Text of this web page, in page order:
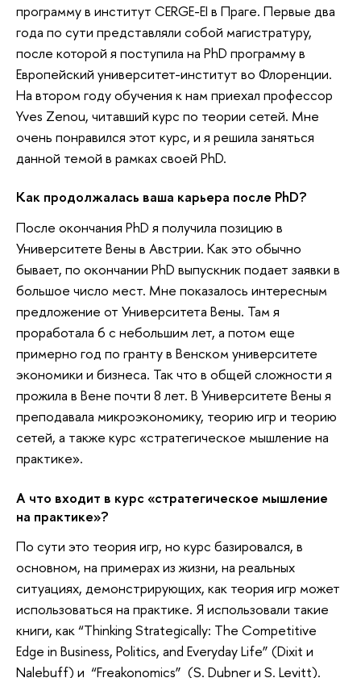
программу в институт CERGE-EI в Праге. Первые два
года по сути представляли собой магистратуру,
после которой я поступила на PhD программу в
Европейский университет-институт во Флоренции.
На втором году обучения к нам приехал профессор
Yves Zenou, читавший курс по теории сетей. Мне
очень понравился этот курс, и я решила заняться
данной темой в рамках своей PhD.
Как продолжалась ваша карьера после PhD?
После окончания PhD я получила позицию в
Университете Вены в Австрии. Как это обычно
бывает, по окончании PhD выпускник подает заявки в
большое число мест. Мне показалось интересным
предложение от Университета Вены. Там я
проработала 6 с небольшим лет, а потом еще
примерно год по гранту в Венском университете
экономики и бизнеса. Так что в общей сложности я
прожила в Вене почти 8 лет. В Университете Вены я
преподавала микроэкономику, теорию игр и теорию
сетей, а также курс «стратегическое мышление на
практике».
А что входит в курс«стратегическое мышление
на практике»?
По сути это теория игр, но курс базировался, в
основном, на примерах из жизни, на реальных
ситуациях, демонстрирующих, как теория игр может
использоваться на практике. Я использовали такие
книги, как “Thinking Strategically: The Competitive
Edge in Business, Politics, and Everyday Life” (Dixit и
Nalebuff) и “Freakonomics” (S. Dubner и S. Levitt).